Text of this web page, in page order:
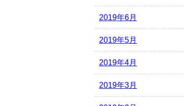
2019年6月
2019年5月
2019年4月
2019年3月